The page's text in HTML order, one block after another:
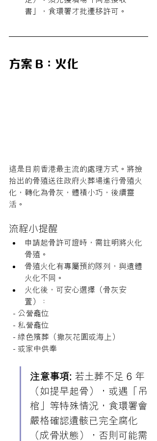
書」，食環署才批遷移許可。
方案 B：火化
這是目前香港最主流的處理方式。將撿
拾出的骨殖送往政府火葬場進行骨殖火
化，轉化為骨灰，體積小巧，後續靈
活。
流程小提醒
申請起骨許可證時，需註明將火化
骨殖。
骨殖火化有專屬預約隊列，與遺體
火化不同。
火化後，可安心選擇（骨灰安
置）：
  - 公營龕位
  - 私營龕位
  - 綠色殯葬（撒灰花園或海上）
  - 或家中供奉
注意事項: 若土葬不足 6 年
（如提早起骨），或遇「吊
棺」等特殊情況，食環署會
嚴格確認遺骸已完全腐化
（成骨狀態），否則可能需